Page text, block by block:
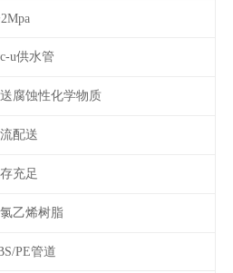
u供水管
腐蚀性化学物质
配送
充足
乙烯树脂
PE管道